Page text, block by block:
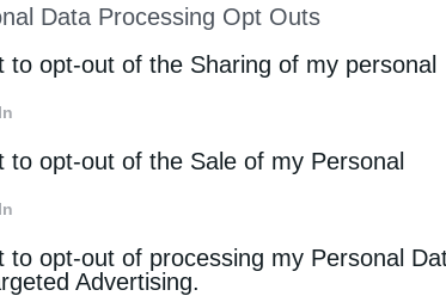
of Downstream Participantsthat may
parties.
Data Processing Opt Outs
to opt-out of the Sharing of my personal
to opt-out of the Sale of my Personal
to opt-out of processing my Personal
Advertising.
τήν ἀπείθειαν καί καταφρόνησιν τοῦ
πού ἀποτελεῖ παρεπόμενο ἀδίκημα
Συνόδου, νομίμως ἐφηρμόσθη ἡ
Δικαστηρίων καί τῆς
ἔκπτωση ἀπό τοῦ Ἐκκλησιαστικοῦ
κ. Βαβοῦσκος.